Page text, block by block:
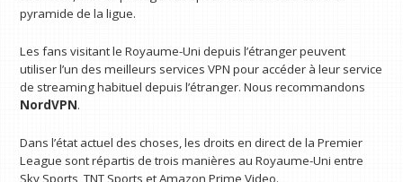
pyramide de la ligue.
Les fans visitant le Royaume-Uni depuis l’étranger peuvent
utiliser l’un des meilleurs services VPN pour accéder à leur service
de streaming habituel depuis l’étranger. Nous recommandons
NordVPN.
Dans l’état actuel des choses, les droits en direct de la Premier
League sont répartis de trois manières au Royaume-Uni entre
Sky Sports, TNT Sports et Amazon Prime Video.